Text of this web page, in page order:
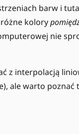
barw i
kolory
nie
z interpolacją
ale warto poznać